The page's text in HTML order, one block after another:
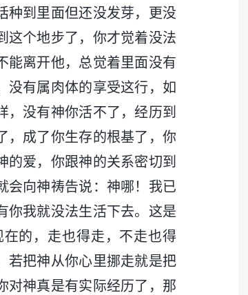
种到里面但还没发芽，更没
这个地步了，你才觉着没法
能离开他，总觉着里面没有
没有属肉体的享受这行，如
，没有神你活不了，经历到
，成了你生存的根基了，你
爱，你跟神的关系密切到
会向神祷告说：神哪！我已
你我就没法生活下去。这是
的，走也得走，不走也得
若把神从你心里挪走就是把
对神真是有实际经历了，那